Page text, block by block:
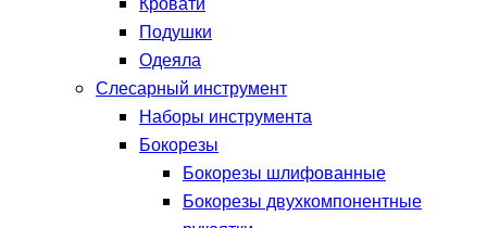
Подушки
Одеяла
Слесарный инструмент
Наборы инструмента
Бокорезы
Бокорезы шлифованные
Бокорезы двухкомпонентные